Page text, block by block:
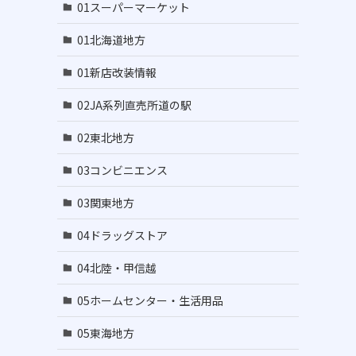
01スーパーマーケット
01北海道地方
01新店改装情報
02JA系列直売所道の駅
02東北地方
03コンビニエンス
03関東地方
04ドラッグストア
04北陸・甲信越
05ホームセンター・生活用品
05東海地方